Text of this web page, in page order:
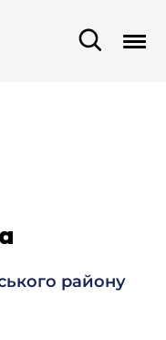
району